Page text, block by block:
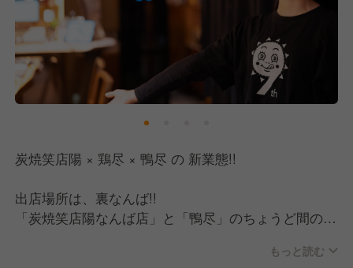
炭焼笑店陽 × 鶏尽 × 鴨尽 の 新業態!!
出店場所は、裏なんば!!
「炭焼笑店陽なんば店」と「鴨尽」のちょうど間の場
もっと読む